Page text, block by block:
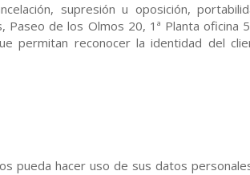
supresión u oposición,
de los Olmos 20, 1ª Planta oficina
permitan reconocer la identidad del
pueda hacer uso de sus datos